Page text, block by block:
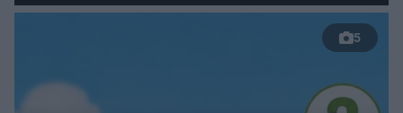
kobiety
5